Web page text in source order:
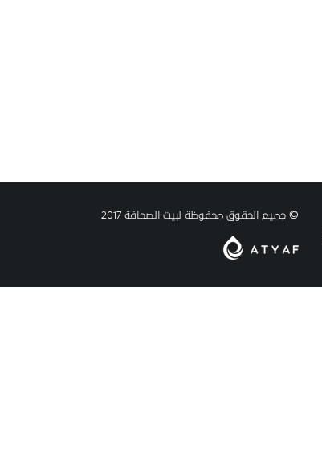
© جميع الحقوق محفوظة لبيت الصحافة 2017